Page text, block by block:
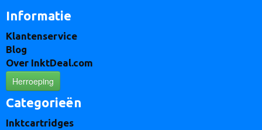
Informatie
Klantenservice
Blog
Over InktDeal.com
Herroeping
Categorieën
Inktcartridges